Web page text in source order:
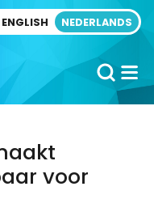
ENGLISH NEDERLANDS
voor